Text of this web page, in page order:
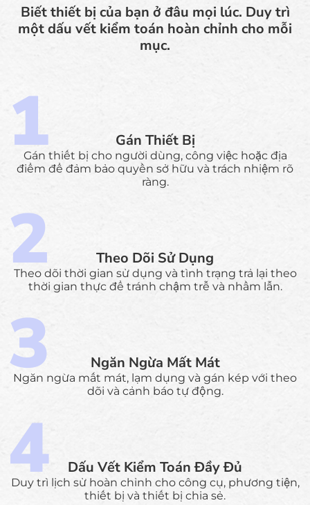
Biết thiết bị của bạn ở đâu mọi lúc. Duy trì
một dấu vết kiểm toán hoàn chỉnh cho mỗi
mục.
Gán Thiết Bị
Gán thiết bị cho người dùng, công việc hoặc địa
điểm để đảm bảo quyền sở hữu và trách nhiệm rõ
ràng.
Theo Dõi Sử Dụng
Theo dõi thời gian sử dụng và tình trạng trả lại theo
thời gian thực để tránh chậm trễ và nhầm lẫn.
Ngăn Ngừa Mất Mát
Ngăn ngừa mất mát, lạm dụng và gán kép với theo
dõi và cảnh báo tự động.
Dấu Vết Kiểm Toán Đầy Đủ
Duy trì lịch sử hoàn chỉnh cho công cụ, phương tiện,
thiết bị và thiết bị chia sẻ.